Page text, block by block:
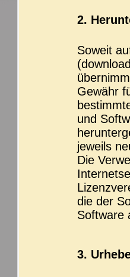
2.
Soweit
Gewähr
und
jeweils
Die
die der
Software
3.